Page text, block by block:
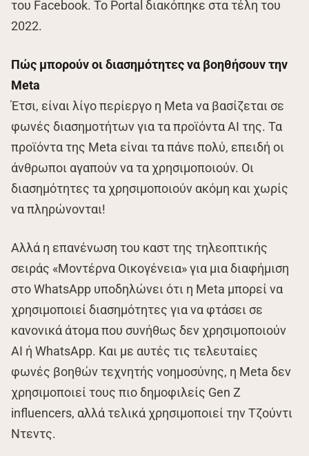
του Facebook. To Portal διακόπηκε στα τέλη του
2022.
Πώς μπορούν οι διασημότητες να βοηθήσουν την
Meta
Έτσι, είναι λίγο περίεργο η Meta να βασίζεται σε
φωνές διασημοτήτων για τα προϊόντα AI της. Τα
προϊόντα της Meta είναι τα πάνε πολύ, επειδή οι
άνθρωποι αγαπούν να τα χρησιμοποιούν. Οι
διασημότητες τα χρησιμοποιούν ακόμη και χωρίς
να πληρώνονται!
Αλλά η επανένωση του καστ της τηλεοπτικής
σειράς «Μοντέρνα Οικογένεια» για μια διαφήμιση
στο WhatsApp υποδηλώνει ότι η Meta μπορεί να
χρησιμοποιεί διασημότητες για να φτάσει σε
κανονικά άτομα που συνήθως δεν χρησιμοποιούν
AI ή WhatsApp. Και με αυτές τις τελευταίες
φωνές βοηθών τεχνητής νοημοσύνης, η Meta δεν
χρησιμοποιεί τους πιο δημοφιλείς Gen Z
influencers, αλλά τελικά χρησιμοποιεί την Τζούντι
Ντεντς.